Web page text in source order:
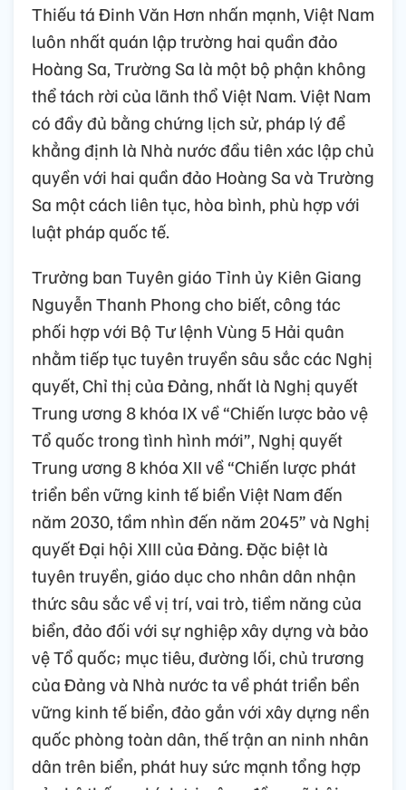
Thiếu tá Đinh Văn Hơn nhấn mạnh, Việt Nam
luôn nhất quán lập trường hai quần đảo
Hoàng Sa, Trường Sa là một bộ phận không
thể tách rời của lãnh thổ Việt Nam. Việt Nam
có đầy đủ bằng chứng lịch sử, pháp lý để
khẳng định là Nhà nước đầu tiên xác lập chủ
quyền với hai quần đảo Hoàng Sa và Trường
Sa một cách liên tục, hòa bình, phù hợp với
luật pháp quốc tế.
Trưởng ban Tuyên giáo Tỉnh ủy Kiên Giang
Nguyễn Thanh Phong cho biết, công tác
phối hợp với Bộ Tư lệnh Vùng 5 Hải quân
nhằm tiếp tục tuyên truyền sâu sắc các Nghị
quyết, Chỉ thị của Đảng, nhất là Nghị quyết
Trung ương 8 khóa IX về “Chiến lược bảo vệ
Tổ quốc trong tình hình mới”, Nghị quyết
Trung ương 8 khóa XII về “Chiến lược phát
triển bền vững kinh tế biển Việt Nam đến
năm 2030, tầm nhìn đến năm 2045” và Nghị
quyết Đại hội XIII của Đảng. Đặc biệt là
tuyên truyền, giáo dục cho nhân dân nhận
thức sâu sắc về vị trí, vai trò, tiềm năng của
biển, đảo đối với sự nghiệp xây dựng và bảo
vệ Tổ quốc; mục tiêu, đường lối, chủ trương
của Đảng và Nhà nước ta về phát triển bền
vững kinh tế biển, đảo gắn với xây dựng nền
quốc phòng toàn dân, thế trận an ninh nhân
dân trên biển, phát huy sức mạnh tổng hợp